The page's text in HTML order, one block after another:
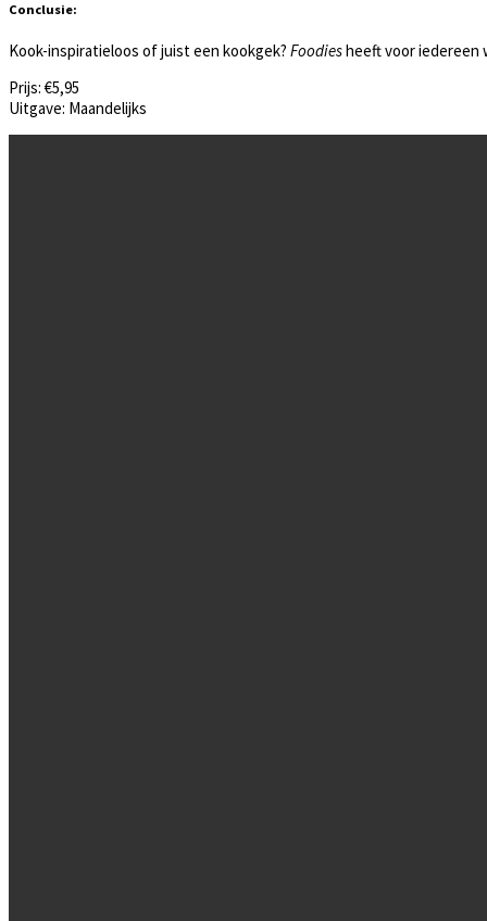
Conclusie:
Kook-inspiratieloos of juist een kookgek? Foodiesheeft voor iedereen
Prijs: €5,95
Uitgave: Maandelijks